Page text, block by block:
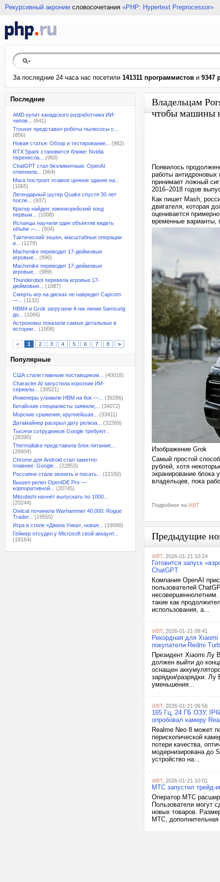
Рекурсивный акроним словосочетания «PHP: Hypertext Preprocessor»
За последние 24 часа нас посетили 141311 программистов и 9347
Последние
AMD купит канадского разработчика ИИ-
чипов...
(641)
Trouver представил роботы-пылесосы с...
(856)
Новая статья: Обзор и тестирование...
(982)
RTX Spark становится ближе: Nvidia
перенесла...
(960)
ChatGPT стал безлимитным: OpenAI
отменила...
(964)
Маск построит «самое ценное здание на...
(1065)
Легендарный шутер Quake спустя 30 лет
после...
(937)
Кратер найден: южнокорейский зонд
первым...
(1008)
Испанцы научили один объектив видеть
объём —...
(904)
Тактический экшен, масштабные операции
и...
(1278)
Machenike переводит 17-дюймовые
игровые...
(996)
Machenike переводит 17-дюймовые
игровые...
(989)
Thunderobot перевела игровые 17-
дюймовые...
(1087)
Смерть игр на дисках не навредит Capcom
—...
(1132)
HBM4 и Grok загрузили 4-нм линии Samsung
до...
(1066)
Астрономы показали самые детальные в
истории...
(1008)
< 1 2 3 4 5 6 7 8 >
Популярные
США стали главным поставщиком...
(40018)
Character.AI запустила короткие ИИ-
сериалы...
(39521)
Инженеры уложили HBM на бок —...
(39286)
Китайские специалисты заявили,...
(34072)
Морские сражения, крупнейшая...
(33411)
Датамайнер раскрыл дату релиза...
(32269)
Тысячи сотрудников Google требуют...
(28390)
Thermaltake представила блок питания,...
(26604)
Chrome для Android стал заметно
плавнее: Google...
(22853)
Россияне стали звонить и писать...
(22150)
Вышел релиз OpenIDE Pro —
корпоративной...
(20745)
Mitsubishi начнёт выпускать по 1000...
(20244)
Owlcat починила Warhammer 40,000: Rogue
Trader...
(19555)
Игра в стиле «Джона Уика», новая...
(19098)
Геймер отсудил у Microsoft свой аккаунт...
(18164)
Владельцам
чтобы машины
Появилось
работы антидроновых
принимает ложный
2016–2018 годов
Как пишет Mash,
двигателя, которая
оценивается
временные варианты,
Изображение Grok
Самый простой
рублей, хотя
экранирование блока
владельцев, пока
Подробнее на iXBT
Предыдущие
iXBT, 2026-01-21 10:24
Готовится запуск
ChatGPT
Компания OpenAI
пользователей
такие как
использования, а...
iXBT, 2026-01-21 09:41
Рекордная для
покупатели Redmi
Президент Xiaomi Лу
должен выйти до
оснащен
зарядки/разрядки.
уменьшения...
iXBT, 2026-01-21 09:56
165 Гц, 24 ГБ ОЗУ,
опробовал камеру
Realme Neo 8 может
перископической
потери качества,
модернизирована до
устройство на...
iXBT, 2026-01-21 10:01
МТС запустил трейд-
Оператор МТС
Пользователи могут
новых товаров.
МТС,